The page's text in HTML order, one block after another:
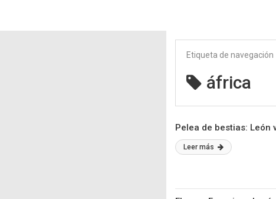
Etiqueta de navegación
áfrica
Pelea de bestias: León
Leer más